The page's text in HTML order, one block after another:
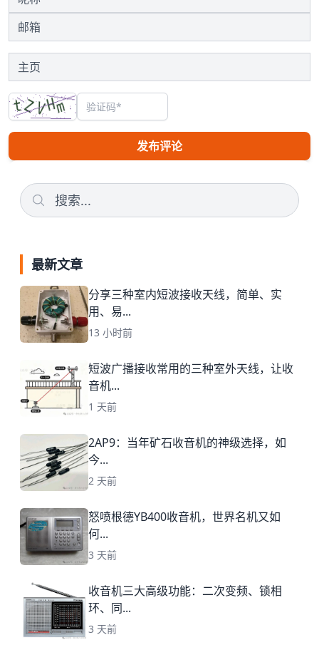
发布评论
最新文章
分享三种室内短波接收天线，简单、实
用、易...
13 小时前
短波广播接收常用的三种室外天线，让收
音机...
1 天前
2AP9：当年矿石收音机的神级选择，如
今...
2 天前
怒喷根德YB400收音机，世界名机又如
何...
3 天前
收音机三大高级功能：二次变频、锁相
环、同...
3 天前